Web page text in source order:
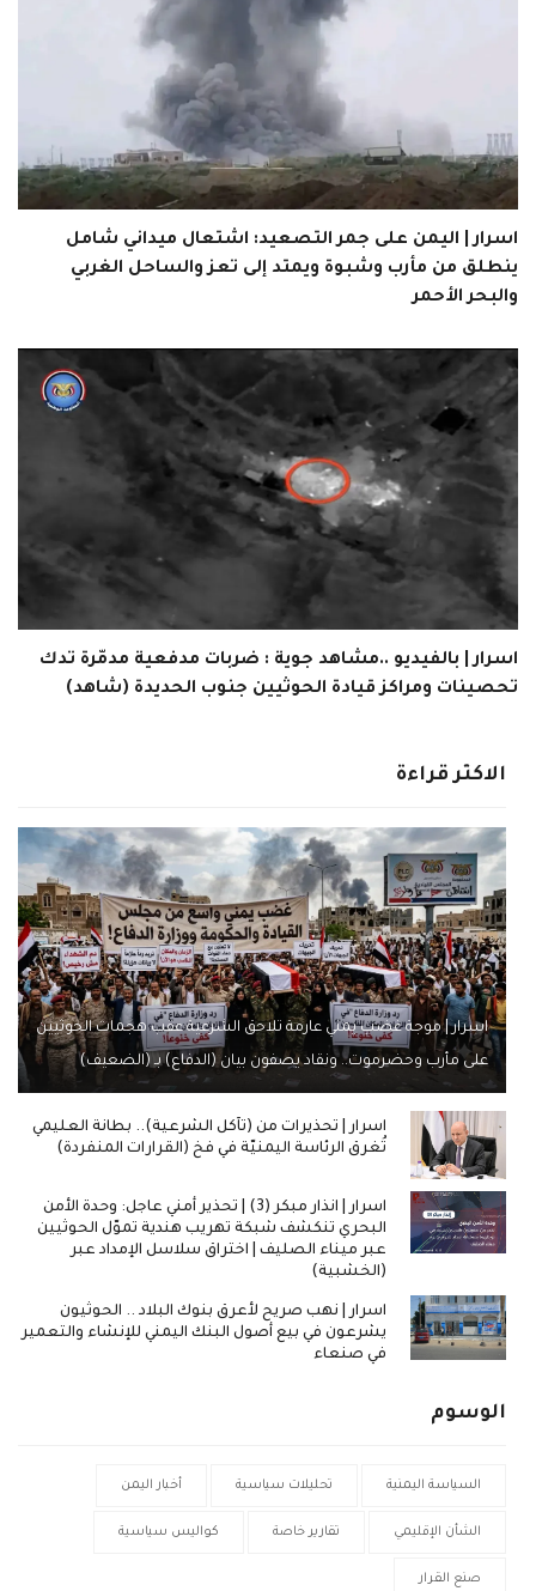
اسرار | اليمن على جمر التصعيد: اشتعال ميداني شامل
ينطلق من مأرب وشبوة ويمتد إلى تعز والساحل الغربي
والبحر الأحمر
اسرار | بالفيديو ..مشاهد جوية : ضربات مدفعية مدمّرة تدك
تحصينات ومراكز قيادة الحوثيين جنوب الحديدة (شاهد)
الاكثر قراءة
اسرار | موجة غضب يمني عارمة تلاحق الشرعية عقب هجمات الحوثيين
على مأرب وحضرموت.. ونقاد يصفون بيان (الدفاع) بـ (الضعيف)
اسرار | تحذيرات من (تآكل الشرعية).. بطانة العليمي
تُغرق الرئاسة اليمنيّة في فخ (القرارات المنفردة)
اسرار | انذار مبكر (3) | تحذير أمني عاجل: وحدة الأمن
البحري تنكشف شبكة تهريب هندية تموّل الحوثيين
عبر ميناء الصليف | اختراق سلاسل الإمداد عبر
(الخشبية)
اسرار | نهب صريح لأعرق بنوك البلاد .. الحوثيون
يشرعون في بيع أصول البنك اليمني للإنشاء والتعمير
في صنعاء
الوسوم
السياسة اليمنية تحليلات سياسية أخبار اليمن
الشأن الإقليمي تقارير خاصة كواليس سياسية
صنع القرار